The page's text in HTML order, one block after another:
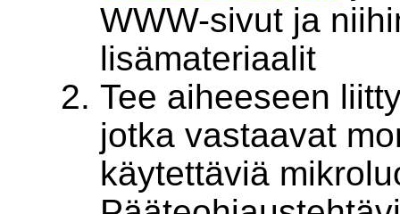
WWW-sivut ja
lisämateriaalit
Tee aiheeseen
jotka vastaavat
käytettäviä